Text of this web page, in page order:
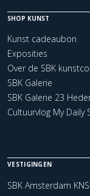
SHOP KUNST
Kunst cadeaubon
Exposities
Over de SBK
SBK Galerie
SBK Galerie 23
Cultuurvlog My Daily
VESTIGINGEN
SBK Amsterdam